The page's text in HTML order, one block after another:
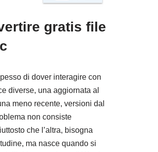
gratis file
di dover interagire con
diverse, una aggiornata al
meno recente, versioni dal
non consiste
che l’altra, bisogna
ma nasce quando si